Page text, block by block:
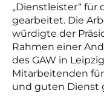
„Dienstleister“ für
gearbeitet. Die
würdigte der
Rahmen einer
des GAW in
Mitarbeitenden
und guten Dienst